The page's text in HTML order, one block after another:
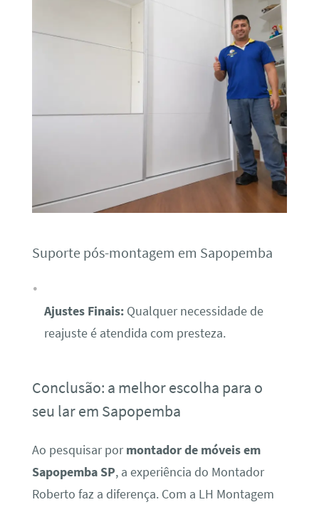
Suporte pós-montagem em Sapopemba
Ajustes Finais:Qualquer necessidade de
reajuste é atendida com presteza.
Conclusão: a melhor escolha para o
seu lar em Sapopemba
Ao pesquisar pormontador de móveis em
Sapopemba SP, a experiência do Montador
Roberto faz a diferença. Com a LH Montagem